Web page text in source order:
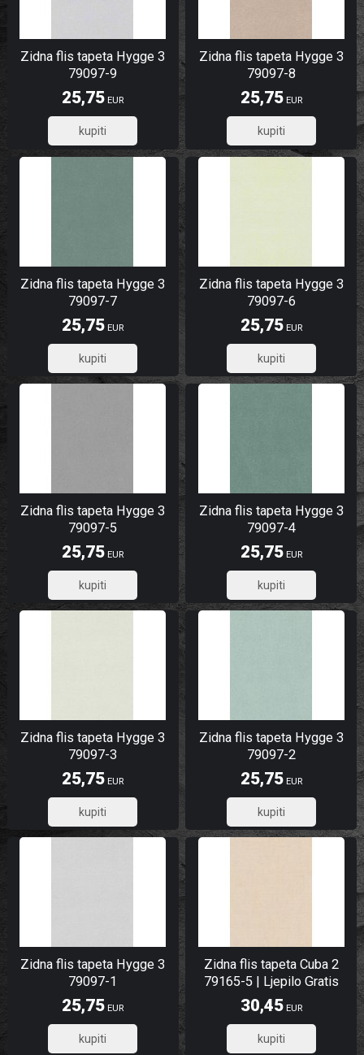
Zidna flis tapeta Hygge 3
79097-9
25,75 EUR
20,60
Zidna flis tapeta Hygge 3
79097-8
25,75EUR
20,60
Zidna flis tapeta Hygge 3
79097-7
25,75 EUR
20,60
Zidna flis tapeta Hygge 3
79097-6
25,75EUR
20,60
Zidna flis tapeta Hygge 3
79097-5
25,75 EUR
20,60
Zidna flis tapeta Hygge 3
79097-4
25,75EUR
20,60
Zidna flis tapeta Hygge 3
79097-3
25,75 EUR
20,60
Zidna flis tapeta Hygge 3
79097-2
25,75EUR
20,60
Zidna flis tapeta Hygge 3
79097-1
25,75 EUR
20,60
Zidna flis tapeta Cuba 2
79165-5 | Ljepilo Gratis
30,45EUR
24,36